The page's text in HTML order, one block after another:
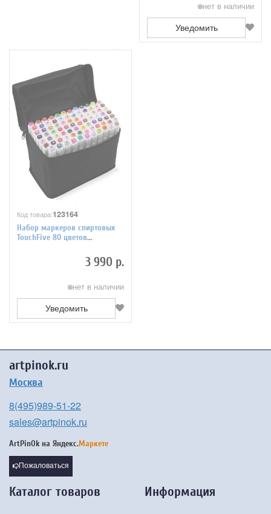
нет в наличии
Уведомить
Код товара:123164
Набор маркеров спиртовых
TouchFive 80 цветов
3 990 р.
нет в наличии
Уведомить
artpinok.ru
Москва
8(495)989-51-22
sales@artpinok.ru
ArtPinOk на Яндекс.Маркете
Пожаловаться
Каталог товаров Информация